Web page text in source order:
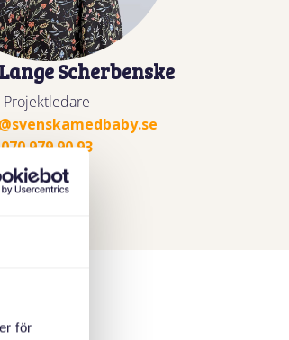
för
Scherbenske
Projektledare
070 979 90 93